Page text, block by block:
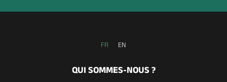
FR EN
QUI SOMMES-NOUS ?